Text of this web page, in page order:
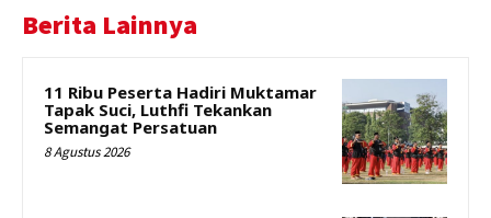
Berita Lainnya
11 Ribu Peserta Hadiri Muktamar
Tapak Suci, Luthfi Tekankan
Semangat Persatuan
8 Agustus 2026